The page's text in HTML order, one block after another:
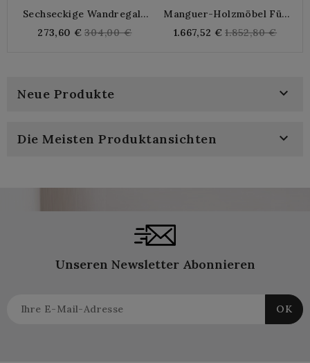
Sechseckige Wandregale
273,60 € Regular
304,00 €
Manguer-Holzmöbel Für
Nischen, 2 Türen, 5
1.667,52 € Regular
1.852,80 €
Neue Produkte 
Die Meisten Produktansichten 
Unseren Newsletter Abonnieren